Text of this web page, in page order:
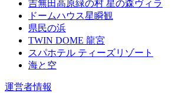
吉無田高原緑の村 星の森ヴィラ
ドームハウス星瞬観
県民の浜
TWIN DOME 龍宮
スパホテル ティーズリゾート
海と空
運営者情報